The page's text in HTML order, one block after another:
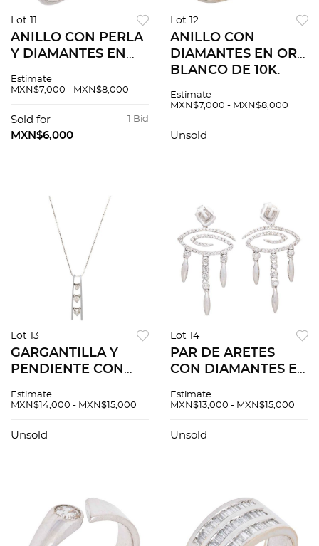
Lot 11
ANILLO CON PERLA
Y DIAMANTES EN
14K. Una perla
diamantes corte
brillante~0.03 ct y
Estimate
MXN$7,000 - MXN$8,000
1 Bid
Sold for
MXN$6,000
Lot 12
ANILLO CON
DIAMANTES EN ORO
BLANCO DE 10K.
brillante ~0.40 ct
Estimate
MXN$7,000 - MXN$8,000
Unsold
Lot 13
GARGANTILLA Y
PENDIENTE CON
BLANCO DE 18K.
brillante ~0.50 ct
Estimate
MXN$14,000 - MXN$15,000
Unsold
Lot 14
PAR DE ARETES
CON DIAMANTES EN
18K. Diamantes
ct
Estimate
MXN$13,000 - MXN$15,000
Unsold